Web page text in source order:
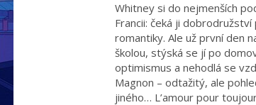
Whitney si do nejmenších
Francii: čeká ji
romantiky. Ale už první den
školou, stýská se jí po
optimismus a nehodlá se
Magnon – odtažitý, ale
jiného… L’amour pour